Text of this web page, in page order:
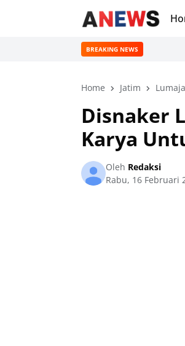
BREAKING NEWS
Home Jatim
Disnaker
Karya
Oleh Redaksi
Rabu, 16 Februari